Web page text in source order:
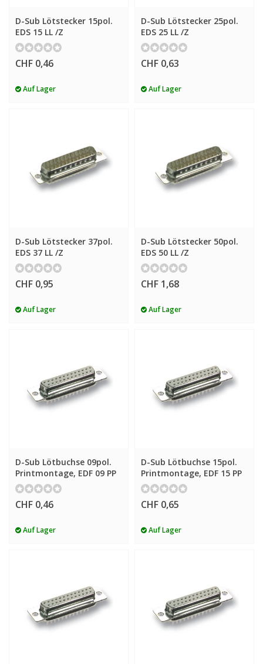
D-Sub Lötstecker 15pol.
EDS 15 LL /Z
CHF 0,46
Auf Lager
D-Sub Lötstecker 25pol.
EDS 25 LL /Z
CHF 0,63
Auf Lager
D-Sub Lötstecker 37pol.
EDS 37 LL /Z
CHF 0,95
Auf Lager
D-Sub Lötstecker 50pol.
EDS 50 LL /Z
CHF 1,68
Auf Lager
D-Sub Lötbuchse 09pol.
Printmontage, EDF 09 PP
CHF 0,46
Auf Lager
D-Sub Lötbuchse 15pol.
Printmontage, EDF 15 PP
CHF 0,65
Auf Lager